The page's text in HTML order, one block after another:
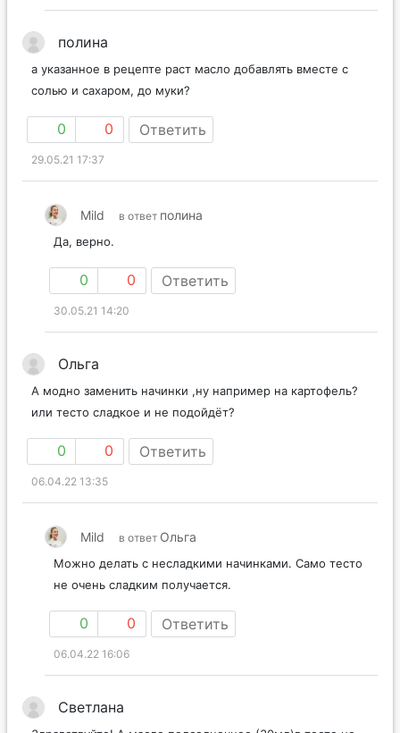
полина
а указанное в рецепте раст масло добавлять вместе с
солью и сахаром, до муки?
0 0 Ответить
29.05.21 17:37
Mild в ответ полина
Да, верно.
0 0 Ответить
30.05.21 14:20
Ольга
А модно заменить начинки ,ну например на картофель?
или тесто сладкое и не подойдёт?
0 0 Ответить
06.04.22 13:35
Mild в ответ Ольга
Можно делать с несладкими начинками. Само тесто
не очень сладким получается.
0 0 Ответить
06.04.22 16:06
Светлана